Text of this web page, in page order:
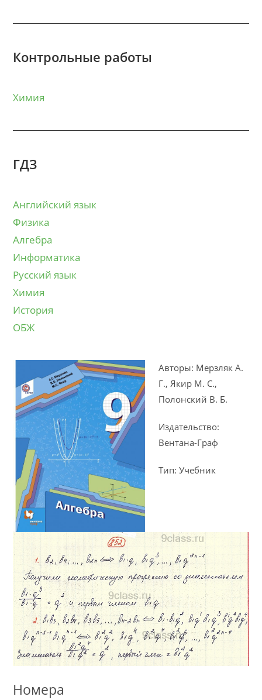
Контрольные работы
Химия
ГДЗ
Английский язык
Физика
Алгебра
Информатика
Русский язык
Химия
История
ОБЖ
Авторы: Мерзляк А.
Г., Якир М. С.,
Полонский В. Б.
Издательство:
Вентана-Граф
Тип: Учебник
Номера